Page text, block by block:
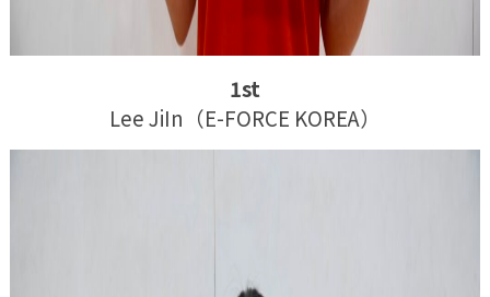
1st
Lee JiIn（E-FORCE KOREA）